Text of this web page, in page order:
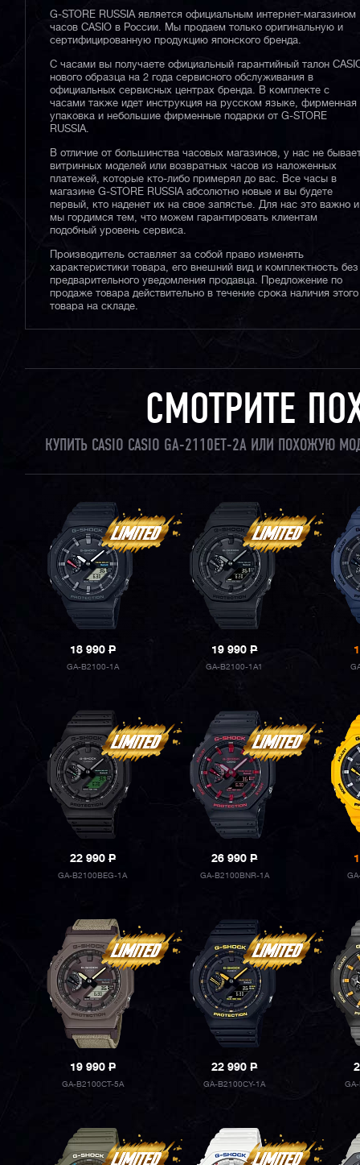
G-STORE RUSSIA является официальным интернет-магазином
часов CASIO в России. Мы продаем только оригинальную и
сертифицированную продукцию японского бренда.
С часами вы получаете официальный гарантийный талон
нового образца на 2 года сервисного обслуживания в
официальных сервисных центрах бренда. В комплекте с
часами также идет инструкция на русском языке, фирменная
упаковка и небольшие фирменные подарки от G-STORE
RUSSIA.
В отличие от большинства часовых магазинов, у нас не
витринных моделей или возвратных часов из наложенных
платежей, которые кто-либо примерял до вас. Все часы в
магазине G-STORE RUSSIA абсолютно новые и вы будете
первый, кто наденет их на свое запястье. Для нас это важно и
мы гордимся тем, что можем гарантировать клиентам
подобный уровень сервиса.
Производитель оставляет за собой право изменять
характеристики товара, его внешний вид и комплектность без
предварительного уведомления продавца. Предложение по
продаже товара действительно в течение срока наличия этого
товара на складе.
СМОТРИТЕ
КУПИТЬ CASIO CASIO GA-2110ET-2A ИЛИ ПОХОЖУЮ
18 990P
GA-B2100-1A
19 990P
GA-B2100-1A1
22 990P
GA-B2100BEG-1A
26 990P
GA-B2100BNR-1A
19 990P
GA-B2100CT-5A
22 990P
GA-B2100CY-1A